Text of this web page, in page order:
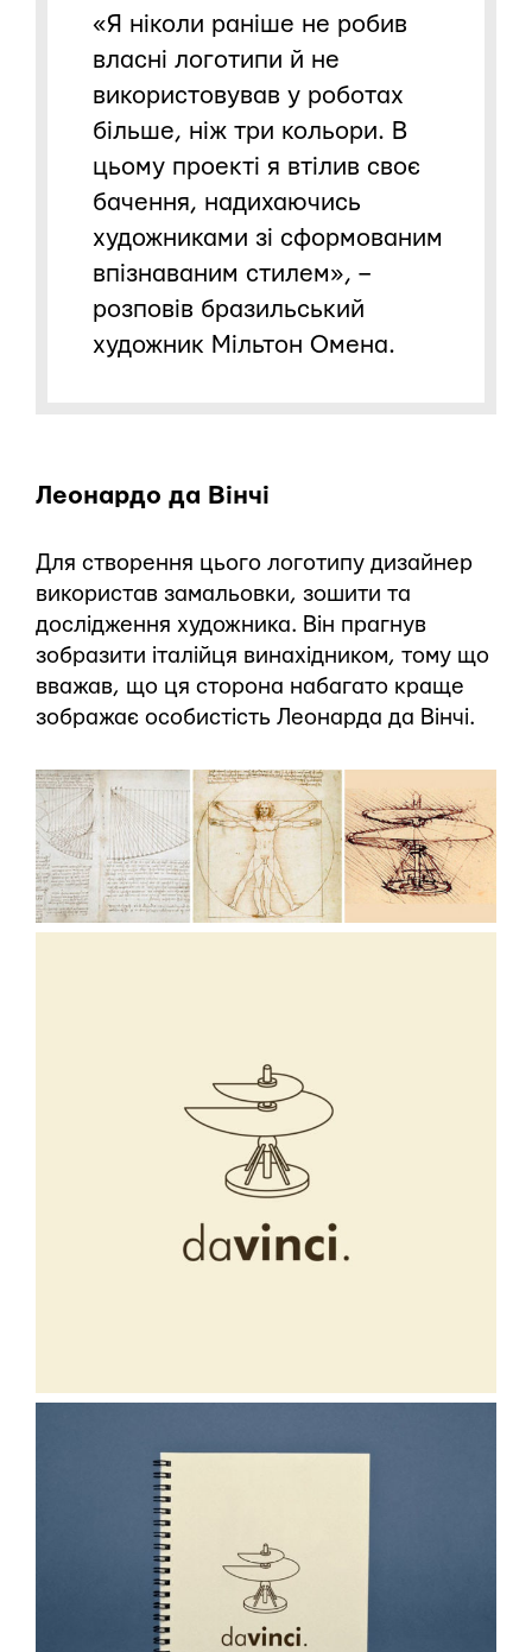
«Я ніколи раніше не робив
власні логотипи й не
використовував у роботах
більше, ніж три кольори. В
цьому проекті я втілив своє
бачення, надихаючись
художниками зі сформованим
впізнаваним стилем», –
розповів бразильський
художник Мільтон Омена.
Леонардо да Вінчі
Для створення цього логотипу дизайнер
використав замальовки, зошити та
дослідження художника. Він прагнув
зобразити італійця винахідником, тому що
вважав, що ця сторона набагато краще
зображає особистість Леонарда да Вінчі.